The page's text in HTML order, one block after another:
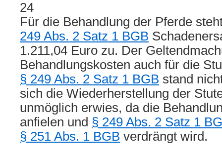
24
Für die Behandlung der Pferde
249 Abs. 2 Satz 1 BGB
1.211,04 Euro zu. Der
Behandlungskosten auch für die
§ 249 Abs. 2 Satz 1 BGB stand
sich die Wiederherstellung der
unmöglich erwies, da die
anfielen und § 249 Abs. 2 Satz 1
§ 251 Abs. 1 BGB verdrängt wird.